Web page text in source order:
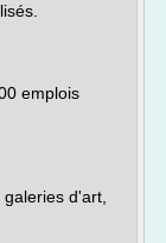
emplois
d'art,